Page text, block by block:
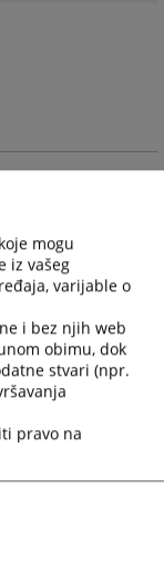
mogu
iz vašeg
varijable o
i bez njih web
obimu, dok
stvari (npr.
pravo na